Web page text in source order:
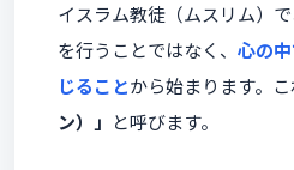
イスラム教徒（ムスリム）
を行うことではなく、 心の
じることから始まります。こ
ン）」 と呼びます。